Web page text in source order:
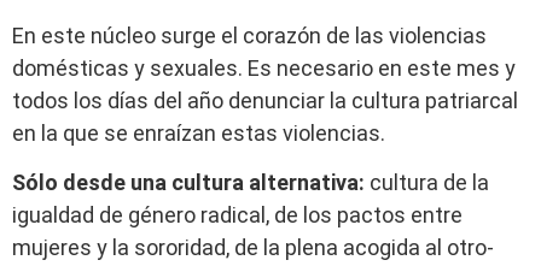
En este núcleo surge el corazón de las violencias
domésticas y sexuales. Es necesario en este mes y
todos los días del año denunciar la cultura patriarcal
en la que se enraízan estas violencias.
Sólo desde una cultura alternativa: cultura de la
igualdad de género radical, de los pactos entre
mujeres y la sororidad, de la plena acogida al otro-